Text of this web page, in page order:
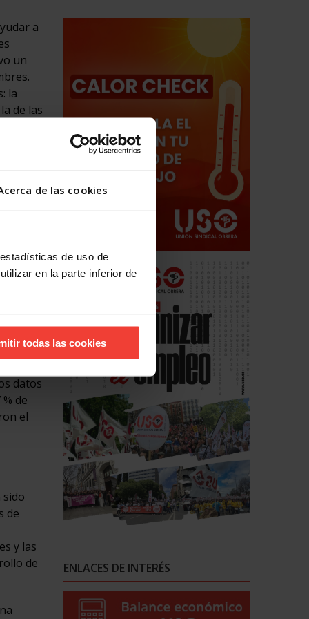
de las cookies
de uso de
en la parte inferior de
todas las cookies
a
un
la
de las
de
de
del
por
datos
de
el
sido
de
y las
de
ENLACES DE INTERÉS